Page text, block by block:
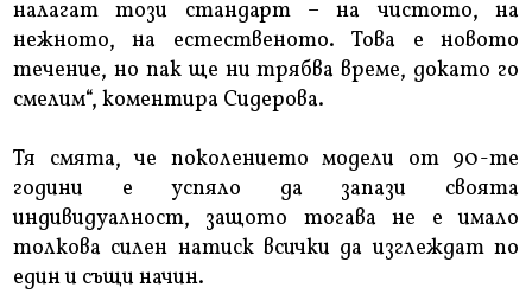
налагат този стандарт – на чистото, на
нежното, на естественото. Това е новото
течение, но пак ще ни трябва време, докато го
смелим“, коментира Сидерова.
Тя смята, че поколението модели от 90-те
години е успяло да запази своята
индивидуалност, защото тогава не е имало
толкова силен натиск всички да изглеждат по
един и същи начин.